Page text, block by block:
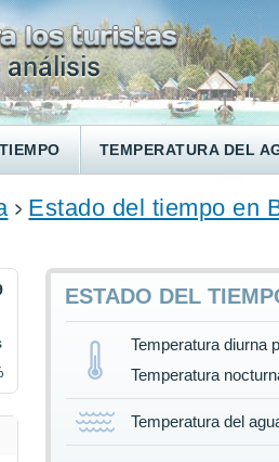
TEMPERATURA DEL
Estado del tiempo en
ESTADO DEL
Temperatura diurna
Temperatura
Temperatura del